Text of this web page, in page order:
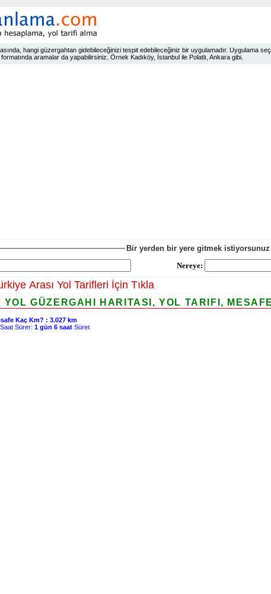
hangi güzergahtan gidebileceğinizi tespit edebileceğiniz bir uygulamadır. Uygulama
formatında aramalar da yapabilirsiniz. Örnek Kadıköy, İstanbul ile Polatlı, Ankara gibi.
Bir yerden bir yere gitmek
Nereye:
Arası Yol Tarifleri İçin Tıkla
GÜZERGAHI HARITASI, YOL TARIFI,
Kaç Km? :3.027 km
Saat Sürer:1 gün 6 saat Sürer.